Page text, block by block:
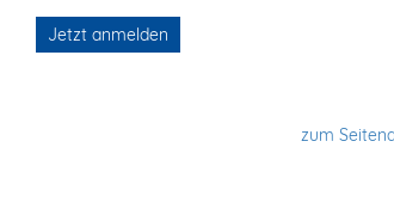
Jetzt anmelden
zum